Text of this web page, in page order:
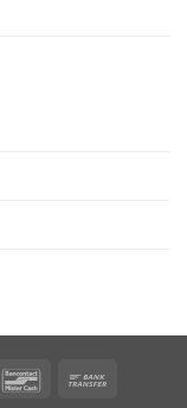
Bancontact